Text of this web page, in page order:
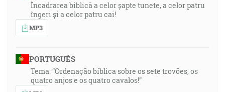
Încadrarea biblică a celor șapte tunete, a celor patru
îngeri și a celor patru cai!
MP3
PORTUGUÊS
Tema: “Ordenação bíblica sobre os sete trovões, os
quatro anjos e os quatro cavalos!”